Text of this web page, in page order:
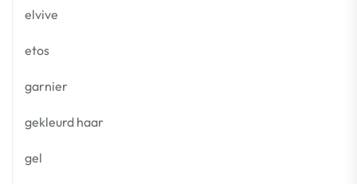
elvive
etos
garnier
gekleurd haar
gel